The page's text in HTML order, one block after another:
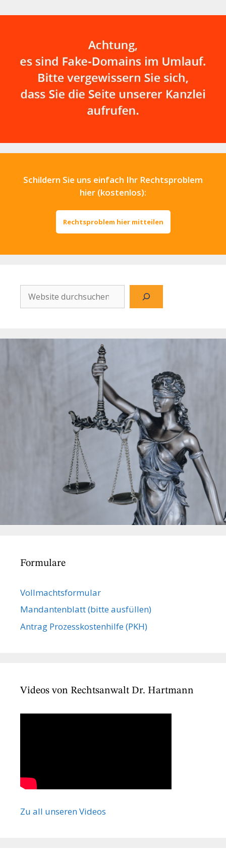
Schildern Sie uns einfach Ihr Rechtsproblem
hier (kostenlos):
Rechtsproblem hier mitteilen
Website
durchsuchen
Formulare
Vollmachts­formular
Mandanten­blatt (bitte ausfüllen)
Antrag Prozesskostenhilfe (PKH)
Videos von Rechtsanwalt Dr. Hartmann
Zu all unseren Videos